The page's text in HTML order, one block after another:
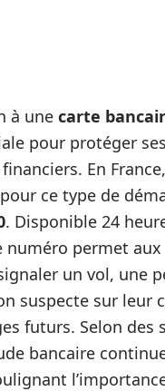
à une carte
pour protéger
En
ce type de
. Disponible 24
numéro permet aux
un vol, une
suspecte sur leur
futurs. Selon des
bancaire